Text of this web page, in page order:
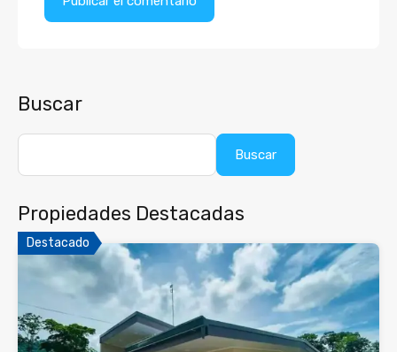
Buscar
Buscar
Propiedades Destacadas
Destacado